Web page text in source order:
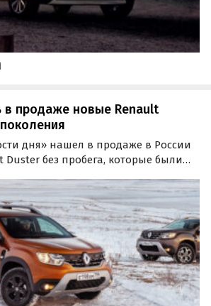
в продаже новые Renault
дня» нашел в продаже в России
без пробега, которые были
а второй — в Хабаровске